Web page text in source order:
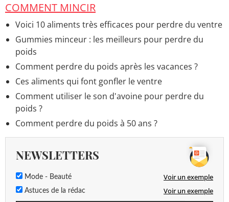
COMMENT MINCIR
Voici 10 aliments très efficaces pour perdre du ventre
Gummies minceur : les meilleurs pour perdre du
poids
Comment perdre du poids après les vacances ?
Ces aliments qui font gonfler le ventre
Comment utiliser le son d'avoine pour perdre du
poids ?
Comment perdre du poids à 50 ans ?
NEWSLETTERS
Mode - Beauté Voir un exemple
Astuces de la rédac Voir un exemple